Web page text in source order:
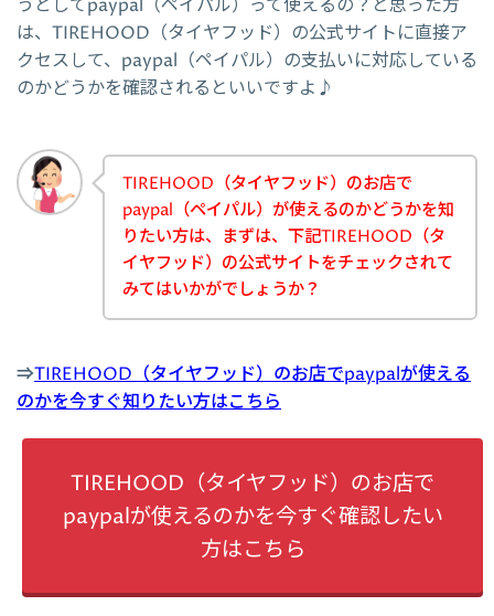
うとしてpaypal（ペイパル）って使えるの？と思った方
は、TIREHOOD（タイヤフッド）の公式サイトに直接ア
クセスして、paypal（ペイパル）の支払いに対応している
のかどうかを確認されるといいですよ♪
TIREHOOD（タイヤフッド）のお店で
paypal（ペイパル）が使えるのかどうかを知
りたい方は、まずは、下記TIREHOOD（タ
イヤフッド）の公式サイトをチェックされて
みてはいかがでしょうか？
⇒TIREHOOD（タイヤフッド）のお店でpaypalが使える
のかを今すぐ知りたい方はこちら
TIREHOOD（タイヤフッド）のお店で
paypalが使えるのかを今すぐ確認したい
方はこちら